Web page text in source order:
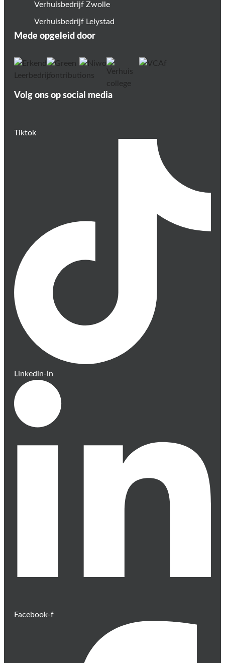
Verhuisbedrijf Zwolle
Verhuisbedrijf Lelystad
Mede opgeleid door
Volg ons op social media
Tiktok
Linkedin-in
Facebook-f